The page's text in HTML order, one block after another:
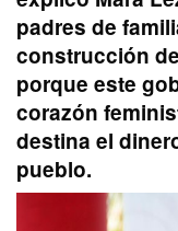
padres de
construcción
porque este
corazón
destina el
pueblo.